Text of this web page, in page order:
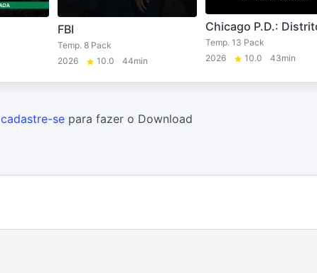
FBI
Temp. 8 Pack
2026
10.0 44min
Chicago P.D.:
Temp. 13 Pack
2026
10.0 43min
cadastre-se para fazer o Download